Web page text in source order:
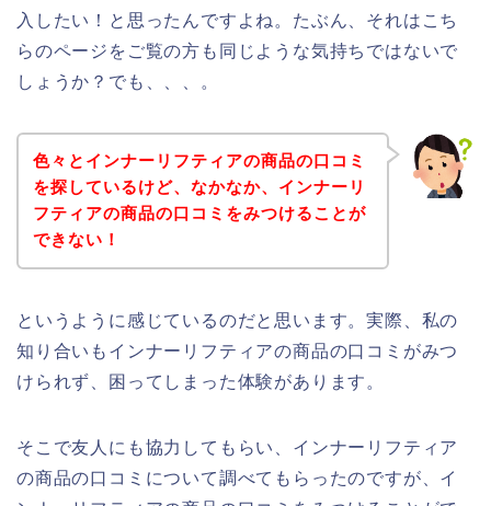
入したい！と思ったんですよね。たぶん、それはこち
らのページをご覧の方も同じような気持ちではないで
しょうか？でも、、、。
色々とインナーリフティアの商品の口コミ
を探しているけど、なかなか、インナーリ
フティアの商品の口コミをみつけることが
できない！
というように感じているのだと思います。実際、私の
知り合いもインナーリフティアの商品の口コミがみつ
けられず、困ってしまった体験があります。
そこで友人にも協力してもらい、インナーリフティア
の商品の口コミについて調べてもらったのですが、イ